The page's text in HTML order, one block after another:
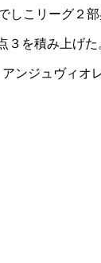
こリーグ２部
を積み上げた
ンジュヴィオ